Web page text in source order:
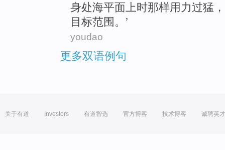
身处海平面 上时那样用力过猛 ，
目标范围。’
youdao
更多双语例句
关于有道 Investors 有道智选 官方博客 技术博客 诚聘英才